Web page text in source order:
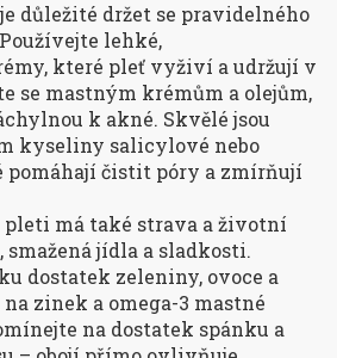
důležité držet se pravidelného
lehké,
které pleť vyživí a udržují v
se mastným krémům a olejům,
k akné. Skvělé jsou
kyseliny salicylové nebo
pomáhají čistit póry a zmírňují
má také strava a životní
smažená jídla a sladkosti.
dostatek zeleniny, ovoce a
zinek a omega-3 mastné
na dostatek spánku a